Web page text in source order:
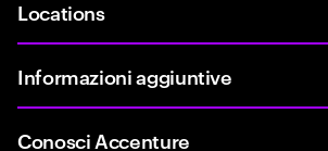
Locations
Informazioni aggiuntive
Conosci Accenture